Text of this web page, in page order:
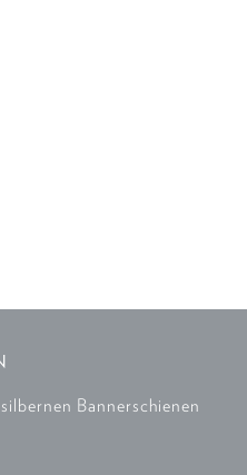
Bannerschienen